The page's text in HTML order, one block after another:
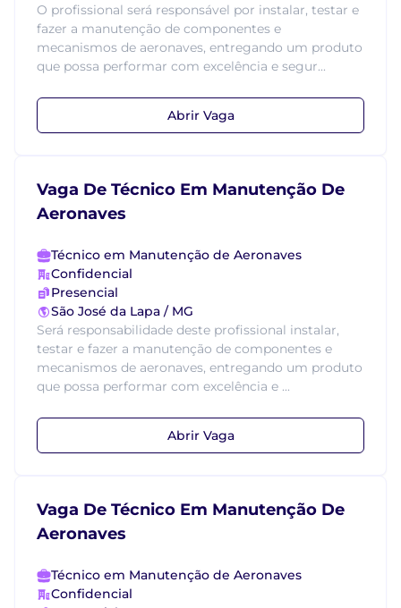
O profissional será responsável por instalar, testar e
fazer a manutenção de componentes e
mecanismos de aeronaves, entregando um produto
que possa performar com excelência e segur...
Abrir Vaga
Vaga De Técnico Em Manutenção De
Aeronaves
Técnico em Manutenção de Aeronaves
Confidencial
Presencial
São José da Lapa / MG
Será responsabilidade deste profissional instalar,
testar e fazer a manutenção de componentes e
mecanismos de aeronaves, entregando um produto
que possa performar com excelência e ...
Abrir Vaga
Vaga De Técnico Em Manutenção De
Aeronaves
Técnico em Manutenção de Aeronaves
Confidencial